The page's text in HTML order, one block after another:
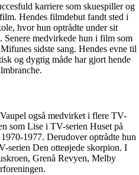
karriere som skuespiller og
Hendes filmdebut fandt sted i
hvor hun optrådte under sit
medvirkede hun i film som
sidste sang. Hendes evne til
og dygtig måde har gjort hende
også medvirket i flere TV-
som Lise i TV-serien Huset på
1977. Derudover optrådte hun
serien Den otteøjede skorpion. I
Grenå Revyen, Melby